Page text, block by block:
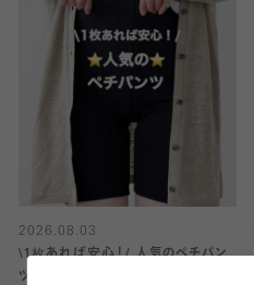
2026.08.03
\1枚あれば安心！/ 人気のペチパン
ツ